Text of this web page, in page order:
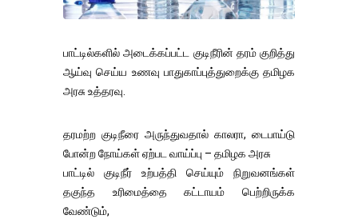
பாட்டில்களில் அடைக்கப்பட்ட குடிநீரின் தரம் குறித்து
ஆய்வு செய்ய உணவு பாதுகாப்புத்துறைக்கு தமிழக
அரசு உத்தரவு.
தரமற்ற குடிநீரை அருந்துவதால் காலரா, டைபாய்டு
போன்ற நோய்கள் ஏற்பட வாய்ப்பு – தமிழக அரசு
பாட்டில் குடிநீர் உற்பத்தி செய்யும் நிறுவனங்கள்
தகுந்த உரிமைத்தை கட்டாயம் பெற்றிருக்க
வேண்டும்,